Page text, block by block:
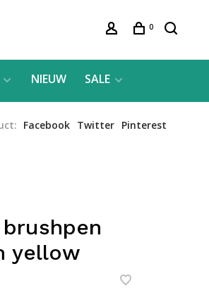
0
NIEUW SALE
Facebook Twitter Pinterest
yellow